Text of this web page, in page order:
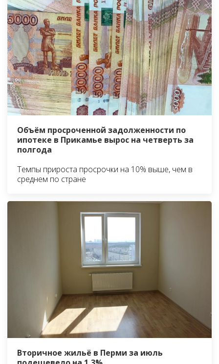
Объём просроченной задолженности по
ипотеке в Прикамье вырос на четверть за
полгода
Темпы прироста просрочки на 10% выше, чем в
среднем по стране
Вторичное жильё в Перми за июль